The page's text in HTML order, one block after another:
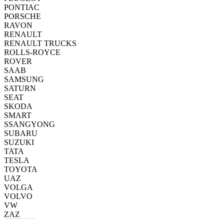
PONTIAC
PORSCHE
RAVON
RENAULT
RENAULT TRUCKS
ROLLS-ROYCE
ROVER
SAAB
SAMSUNG
SATURN
SEAT
SKODA
SMART
SSANGYONG
SUBARU
SUZUKI
TATA
TESLA
TOYOTA
UAZ
VOLGA
VOLVO
VW
ZAZ